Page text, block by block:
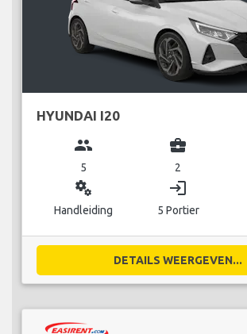
HYUNDAI I20
group
5
business_center
2
miscellaneous_services
Handleiding
login
5 Portier
DETAILS WEERGEVEN...